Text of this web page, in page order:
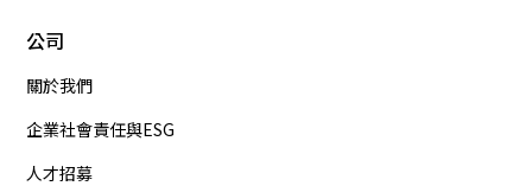
公司
關於我們
企業社會責任與ESG
人才招募